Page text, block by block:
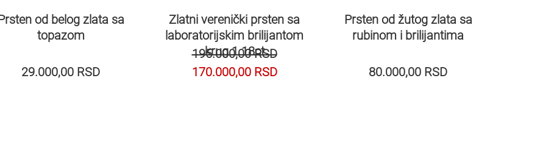
od belog zlata sa
topazom
29.000,00 RSD
Zlatni verenički prsten sa
laboratorijskim brilijantom
krug 1.18ct
195.000,00RSD
170.000,00 RSD
Prsten od žutog zlata sa
rubinom i brilijantima
80.000,00 RSD